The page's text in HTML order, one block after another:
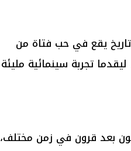
يقع في حب فتاة من
تجربة سينمائية مليئة
بعد قرون في زمن مختلف،